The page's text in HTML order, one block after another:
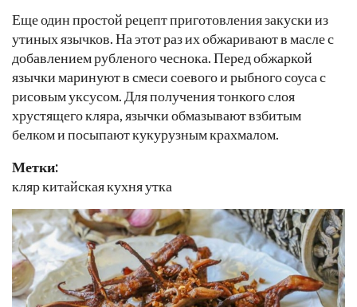
Еще один простой рецепт приготовления закуски из
утиных язычков. На этот раз их обжаривают в масле с
добавлением рубленого чеснока. Перед обжаркой
язычки маринуют в смеси соевого и рыбного соуса с
рисовым уксусом. Для получения тонкого слоя
хрустящего кляра, язычки обмазывают взбитым
белком и посыпают кукурузным крахмалом.
Метки:
кляр китайская кухня утка